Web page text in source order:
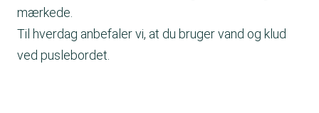
mærkede.
Til hverdag anbefaler vi, at du bruger vand og klud
ved puslebordet.